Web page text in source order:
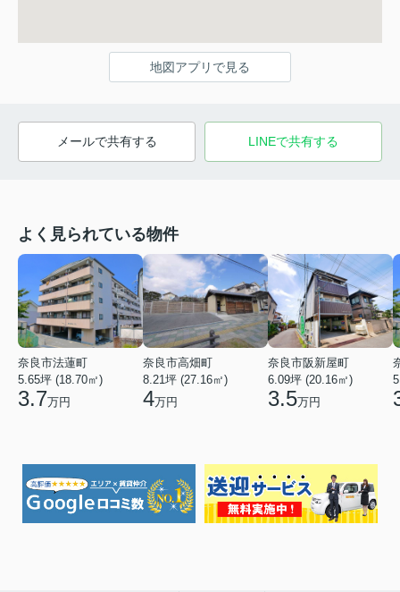
地図アプリで見る
メールで共有する LINEで共有する
よく見られている物件
奈良市法蓮町
5.65坪 (18.70㎡)
3.7万円
奈良市高畑町
8.21坪 (27.16㎡)
4万円
奈良市阪新屋町
6.09坪 (20.16㎡)
3.5万円